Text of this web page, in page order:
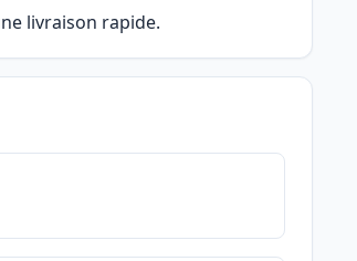
livraison rapide.